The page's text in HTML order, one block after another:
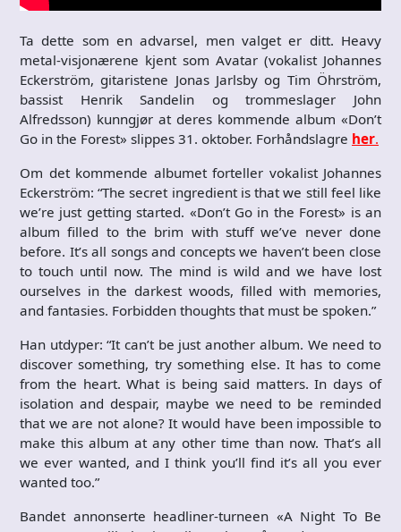
Ta dette som en advarsel, men valget er ditt. Heavy
metal-visjonærene kjent som Avatar (vokalist Johannes
Eckerström, gitaristene Jonas Jarlsby og Tim Öhrström,
bassist Henrik Sandelin og trommeslager John
Alfredsson) kunngjør at deres kommende album «Don’t
Go in the Forest» slippes 31. oktober. Forhåndslagre her.
Om det kommende albumet forteller vokalist Johannes
Eckerström: “The secret ingredient is that we still feel like
we’re just getting started. «Don’t Go in the Forest» is an
album filled to the brim with stuff we’ve never done
before. It’s all songs and concepts we haven’t been close
to touch until now. The mind is wild and we have lost
ourselves in the darkest woods, filled with memories,
and fantasies. Forbidden thoughts that must be spoken.”
Han utdyper: “It can’t be just another album. We need to
discover something, try something else. It has to come
from the heart. What is being said matters. In days of
isolation and despair, maybe we need to be reminded
that we are not alone? It would have been impossible to
make this album at any other time than now. That’s all
we ever wanted, and I think you’ll find it’s all you ever
wanted too.”
Bandet annonserte headliner-turneen «A Night To Be